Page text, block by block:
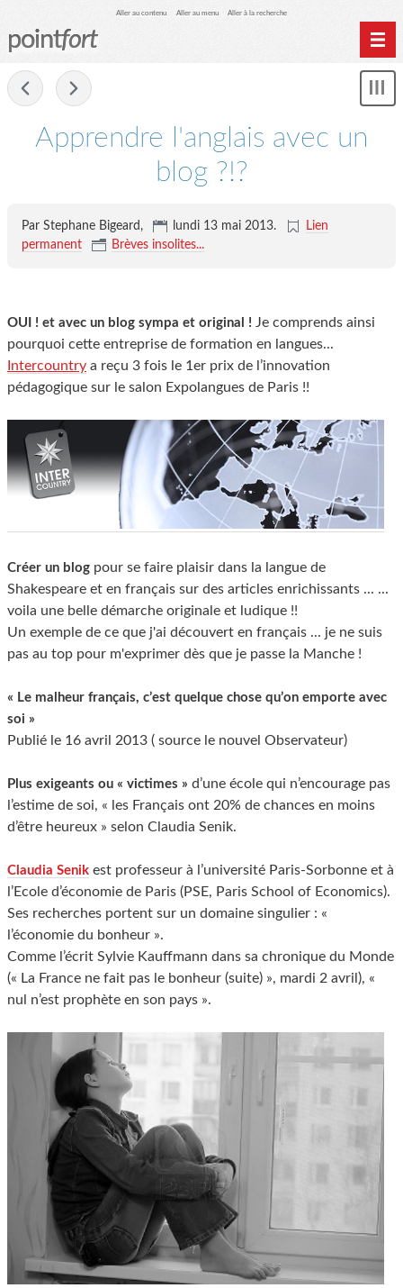
Aller au contenu Aller au menu Aller à la recherche
pointfort
Apprendre l'anglais avec un
blog ?!?
Par Stephane Bigeard, lundi 13 mai 2013.
Lien
permanent
Brèves insolites...
OUI ! et avec un blog sympa et original ! Je comprends ainsi
pourquoi cette entreprise de formation en langues...
Intercountry a reçu 3 fois le 1er prix de l’innovation
pédagogique sur le salon Expolangues de Paris !!
Créer un blog pour se faire plaisir dans la langue de
Shakespeare et en français sur des articles enrichissants ... ...
voila une belle démarche originale et ludique !!
Un exemple de ce que j'ai découvert en français ... je ne suis
pas au top pour m'exprimer dès que je passe la Manche !
« Le malheur français, c’est quelque chose qu’on emporte avec
soi »
Publié le 16 avril 2013 ( source le nouvel Observateur)
Plus exigeants ou « victimes » d’une école qui n’encourage pas
l’estime de soi, « les Français ont 20% de chances en moins
d’être heureux » selon Claudia Senik.
Claudia Senik est professeur à l’université Paris-Sorbonne et à
l’Ecole d’économie de Paris (PSE, Paris School of Economics).
Ses recherches portent sur un domaine singulier : «
l’économie du bonheur ».
Comme l’écrit Sylvie Kauffmann dans sa chronique du Monde
(« La France ne fait pas le bonheur (suite) », mardi 2 avril), «
nul n’est prophète en son pays ».